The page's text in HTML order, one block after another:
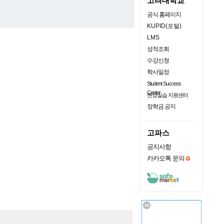
공식 홈페이지
KUPID(포털)
LMS
성적조회
수강신청
학사일정
Student Success
Center
현장실습 지원센터
장학금 공지
고파스
공지사항
카카오톡 문의